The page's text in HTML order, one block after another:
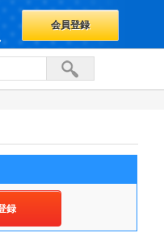
会員登録
録